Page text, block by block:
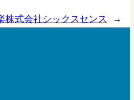
株式会社シックスセンス →